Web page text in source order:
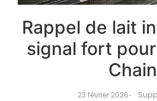
Rappel de lait
signal fort
Chain
23 février 2026-